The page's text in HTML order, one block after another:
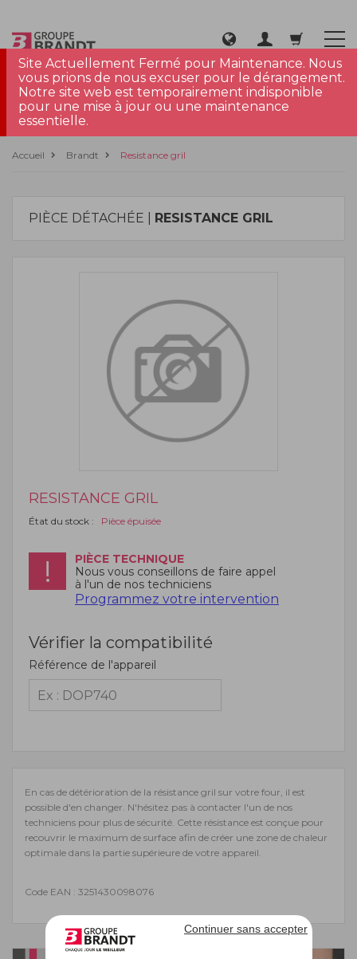
Continuer sans accepter
Site Actuellement Fermé pour Maintenance. Nous
vous prions de nous excuser pour le dérangement.
Notre site web est temporairement indisponible
pour une mise à jour ou une maintenance
essentielle.
Accueil Brandt Resistance gril
PIÈCE DÉTACHÉE | RESISTANCE GRIL
RESISTANCE GRIL
État du stock : Pièce épuisée
PIÈCE TECHNIQUE
Nous vous conseillons de faire appel
à l'un de nos techniciens
Programmez votre intervention
Vérifier la compatibilité
Référence de l'appareil
En cas de détérioration de la résistance gril sur votre four, il est
possible d'en changer. N'hésitez pas à contacter l'un de nos
techniciens pour plus de sécurité. Cette résistance est conçue pour
recouvrir le maximum de surface afin de créer une zone de chaleur
optimale dans la partie supérieure de votre appareil.
Code EAN : 3251430098076